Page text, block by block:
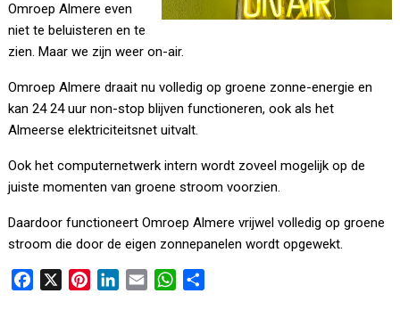
Omroep Almere even
niet te beluisteren en te
zien. Maar we zijn weer on-air.
Omroep Almere draait nu volledig op groene zonne-energie en
kan 24 24 uur non-stop blijven functioneren, ook als het
Almeerse elektriciteitsnet uitvalt.
Ook het computernetwerk intern wordt zoveel mogelijk op de
juiste momenten van groene stroom voorzien.
Daardoor functioneert Omroep Almere vrijwel volledig op groene
stroom die door de eigen zonnepanelen wordt opgewekt.
W